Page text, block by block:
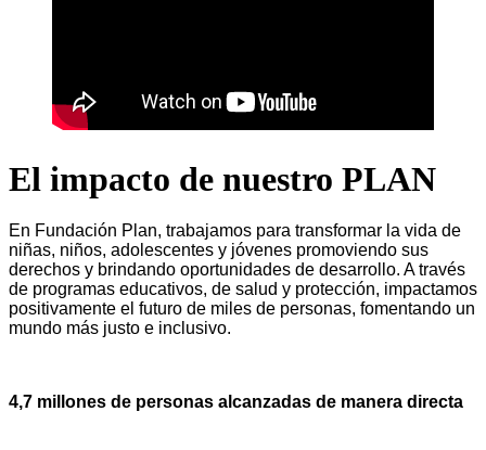
El impacto de nuestro PLAN
En Fundación Plan, trabajamos para transformar la vida de
niñas, niños, adolescentes y jóvenes promoviendo sus
derechos y brindando oportunidades de desarrollo. A través
de programas educativos, de salud y protección, impactamos
positivamente el futuro de miles de personas, fomentando un
mundo más justo e inclusivo.
4,7 millones de personas alcanzadas de manera directa